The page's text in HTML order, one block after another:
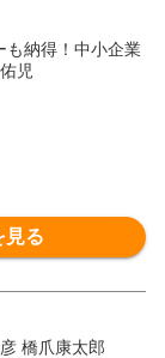
も納得！中小企業
児
見る
橋爪康太郎